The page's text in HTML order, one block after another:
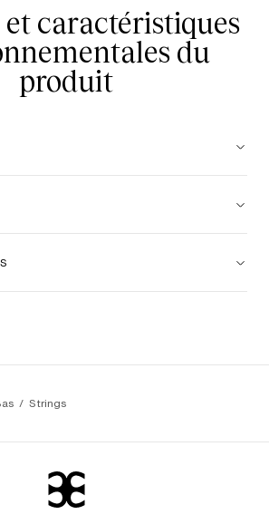
caractéristiques
du
produit
Strings